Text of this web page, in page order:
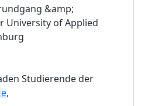
Studierende der
,